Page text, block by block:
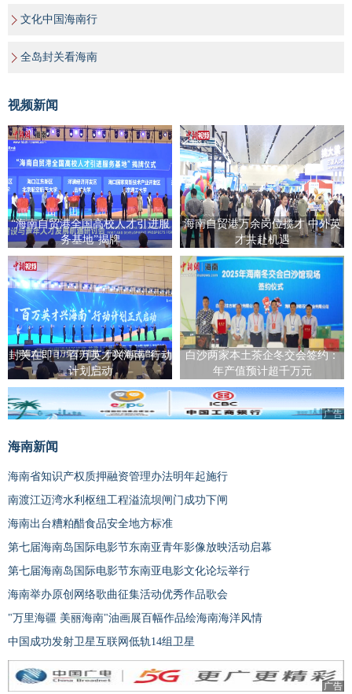
文化中国海南行
全岛封关看海南
视频新闻
“海南自贸港全国高校人才引进服
务基地”揭牌
海南自贸港万余岗位揽才 中外英
才共赴机遇
封关在即！“百万英才兴海南”行动
计划启动
白沙两家本土茶企冬交会签约：
年产值预计超千万元
广告
海南新闻
海南省知识产权质押融资管理办法明年起施行
南渡江迈湾水利枢纽工程溢流坝闸门成功下闸
海南出台糟粕醋食品安全地方标准
第七届海南岛国际电影节东南亚青年影像放映活动启幕
第七届海南岛国际电影节东南亚电影文化论坛举行
海南举办原创网络歌曲征集活动优秀作品歌会
"万里海疆 美丽海南"油画展百幅作品绘海南海洋风情
中国成功发射卫星互联网低轨14组卫星
广告